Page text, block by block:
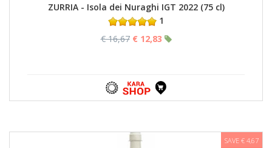
ZURRIA - Isola dei Nuraghi IGT 2022 (75 cl)
1
€ 16,67 € 12,83
SAVE € 4,67